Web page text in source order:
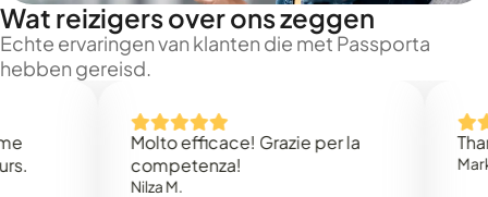
Wat reizigers over ons zeggen
Echte ervaringen van klanten die met Passporta
hebben gereisd.
Molto efficace! Grazie per la
competenza!
Nilza M.
Thank
Mark N.